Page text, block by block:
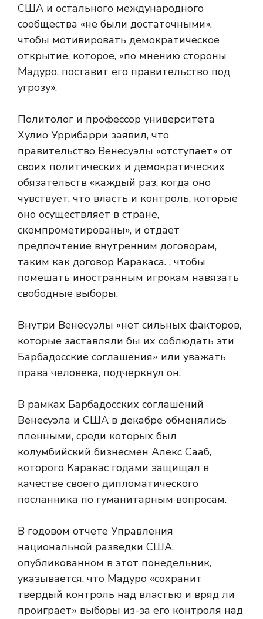
США и остального международного
сообщества «не были достаточными»,
чтобы мотивировать демократическое
открытие, которое, «по мнению стороны
Мадуро, поставит его правительство под
угрозу».
Политолог и профессор университета
Хулио Уррибарри заявил, что
правительство Венесуэлы «отступает» от
своих политических и демократических
обязательств «каждый раз, когда оно
чувствует, что власть и контроль, которые
оно осуществляет в стране,
скомпрометированы», и отдает
предпочтение внутренним договорам,
таким как договор Каракаса. , чтобы
помешать иностранным игрокам навязать
свободные выборы.
Внутри Венесуэлы «нет сильных факторов,
которые заставляли бы их соблюдать эти
Барбадосские соглашения» или уважать
права человека, подчеркнул он.
В рамках Барбадосских соглашений
Венесуэла и США в декабре обменялись
пленными, среди которых был
колумбийский бизнесмен Алекс Сааб,
которого Каракас годами защищал в
качестве своего дипломатического
посланника по гуманитарным вопросам.
В годовом отчете Управления
национальной разведки США,
опубликованном в этот понедельник,
указывается, что Мадуро «сохранит
твердый контроль над властью и вряд ли
проиграет» выборы из-за его контроля над